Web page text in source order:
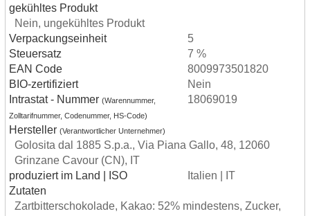
gekühltes Produkt
Nein, ungekühltes Produkt
Verpackungseinheit
5
Steuersatz
7 %
EAN Code
8009973501820
BIO-zertifiziert
Nein
Intrastat - Nummer (Warennummer,
Zolltarifnummer, Codenummer, HS-Code)
18069019
Hersteller (Verantwortlicher Unternehmer)
Golosita dal 1885 S.p.a., Via Piana Gallo, 48, 12060
Grinzane Cavour (CN), IT
produziert im Land | ISO
Italien | IT
Zutaten
Zartbitterschokolade, Kakao: 52% mindestens, Zucker,